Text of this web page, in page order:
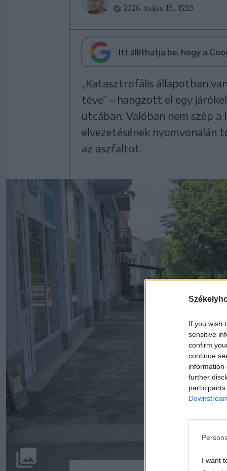
If you wish
sensitive
confirm
continue
information
further
I want
2026. május 19., 15:59
Itt állíthatja be, hogy a
„Katasztrofális állapotban
téve” – hangzott el egy
utcában. Valóban nem szép a
elvezetésének nyomvonalán
az aszfaltot.